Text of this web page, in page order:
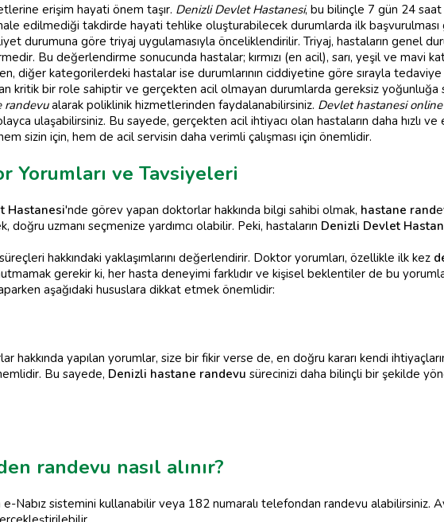
erişim hayati önem taşır. Denizli Devlet Hastanesi, bu bilinçle 7 gün 24
edilmediği takdirde hayati tehlike oluşturabilecek durumlarda ilk başvurulması
durumuna göre triyaj uygulamasıyla önceliklendirilir. Triyaj, hastaların genel
Bu değerlendirme sonucunda hastalar; kırmızı (en acil), sarı, yeşil ve mavi
diğer kategorilerdeki hastalar ise durumlarının ciddiyetine göre sırayla tedaviye
kritik bir role sahiptir ve gerçekten acil olmayan durumlarda gereksiz
randevualarak poliklinik hizmetlerinden faydalanabilirsiniz. Devlet hastanesi
ulaşabilirsiniz. Bu sayede, gerçekten acil ihtiyacı olan hastaların daha hızlı
sizin için, hem de acil servisin daha verimli çalışması için önemlidir.
Yorumları ve Tavsiyeleri
Hastanesi'nde görev yapan doktorlar hakkında bilgi sahibi olmak, hastane rand
uzmanı seçmenize yardımcı olabilir. Peki, hastaların Denizli Devlet
hakkındaki yaklaşımlarını değerlendirir. Doktor yorumları, özellikle ilk kez
gerekir ki, her hasta deneyimi farklıdır ve kişisel beklentiler de bu
aşağıdaki hususlara dikkat etmek önemlidir:
hakkında yapılan yorumlar, size bir fikir verse de, en doğru kararı kendi
Bu sayede, Denizli hastane randevu sürecinizi daha bilinçli bir şekilde
randevu nasıl alınır?
sistemini kullanabilir veya 182 numaralı telefondan randevu alabilirsiniz.